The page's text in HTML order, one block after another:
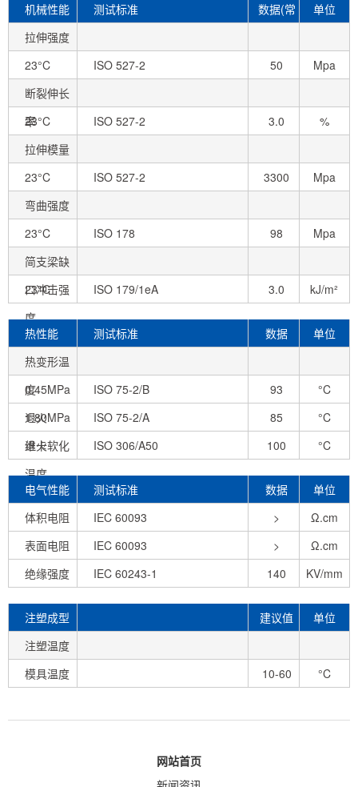
机械性能 测试标准
数据(常
单位
拉伸强度
23°C
ISO 527-2 50
Mpa
断裂伸长
率
23°C ISO 527-2 3.0
%
拉伸模量
23°C
ISO 527-2 3300
Mpa
弯曲强度
23°C
ISO 178 98
Mpa
简支梁缺
口冲击强
度
23°C ISO 179/1eA 3.0 kJ/m²
热性能 测试标准 数据
单位
热变形温
度
0.45MPa
退火
ISO 75-2/B 93
°C
1.80MPa
退火
ISO 75-2/A 85
°C
维卡软化
温度
ISO 306/A50 100 °C
电气性能 测试标准 数据
单位
体积电阻
IEC 60093
>
1.0E+18
Ω.cm
表面电阻
IEC 60093
>
1.0E+14
Ω.cm
绝缘强度
IEC 60243-1 140 KV/mm
注塑成型
条件
建议值
单位
注塑温度
模具温度
10-60 °C
网站首页